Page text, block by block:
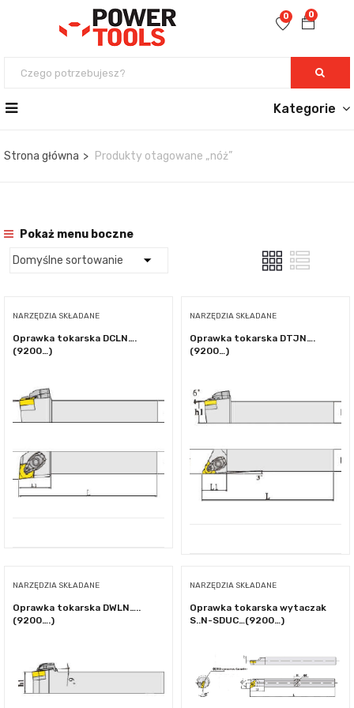
0
0
Kategorie
Strona główna Produkty otagowane „nóż”
Pokaż menu boczne
NARZĘDZIA SKŁADANE
Oprawka tokarska DCLN….
(9200…)
NARZĘDZIA SKŁADANE
Oprawka tokarska DTJN….
(9200…)
NARZĘDZIA SKŁADANE
Oprawka tokarska DWLN…..
(9200….)
NARZĘDZIA SKŁADANE
Oprawka tokarska wytaczak
S..N-SDUC…(9200…)